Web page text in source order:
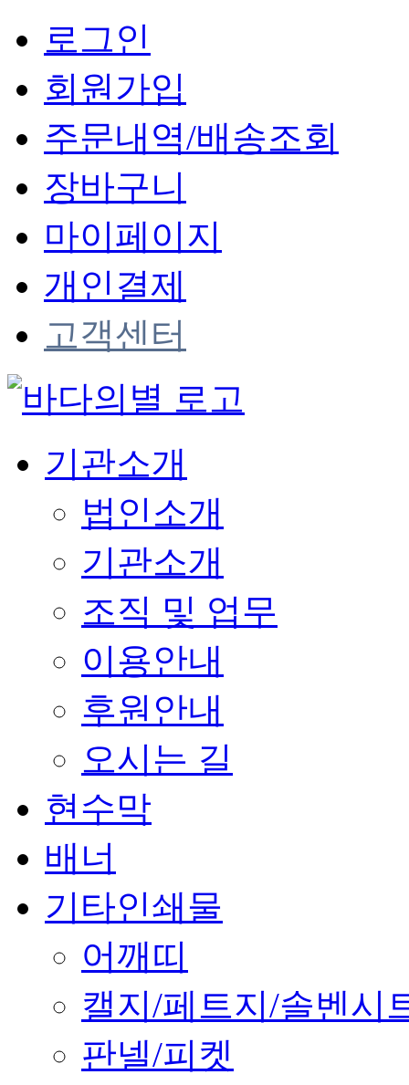
로그인
회원가입
주문내역/배송조회
장바구니
마이페이지
개인결제
고객센터
기관소개
법인소개
기관소개
조직 및 업무
이용안내
후원안내
오시는 길
현수막
배너
기타인쇄물
어깨띠
캘지/페트지/솔벤시
판넬/피켓